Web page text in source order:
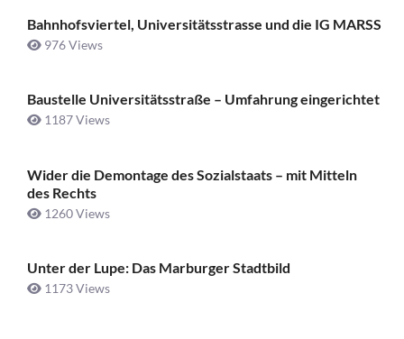
Bahnhofsviertel, Universitätsstrasse und die IG MARSS
976 Views
Baustelle Universitätsstraße ­– Umfahrung eingerichtet
1187 Views
Wider die Demontage des Sozialstaats – mit Mitteln
des Rechts
1260 Views
Unter der Lupe: Das Marburger Stadtbild
1173 Views